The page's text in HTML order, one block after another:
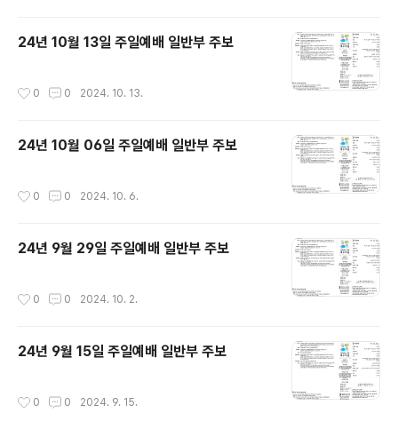
24년 10월 13일 주일예배 일반부 주보
0 0 2024. 10. 13.
24년 10월 06일 주일예배 일반부 주보
0 0 2024. 10. 6.
24년 9월 29일 주일예배 일반부 주보
0 0 2024. 10. 2.
24년 9월 15일 주일예배 일반부 주보
0 0 2024. 9. 15.